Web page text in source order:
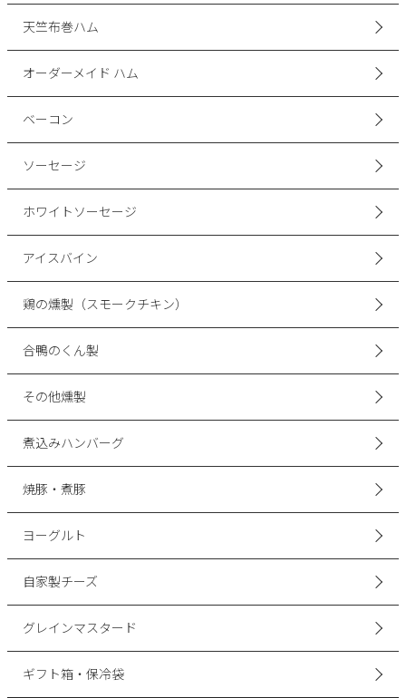
天竺布巻ハム
オーダーメイド ハム
ベーコン
ソーセージ
ホワイトソーセージ
アイスバイン
鶏の燻製（スモークチキン）
合鴨のくん製
その他燻製
煮込みハンバーグ
焼豚・煮豚
ヨーグルト
自家製チーズ
グレインマスタード
ギフト箱・保冷袋